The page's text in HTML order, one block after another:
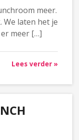
meer.
We laten het je
meer […]
Lees verder »